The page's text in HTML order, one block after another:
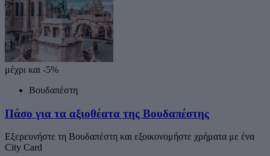
μέχρι και -5%
Βουδαπέστη
Πάσο για τα αξιοθέατα της Βουδαπέστης
Εξερευνήστε τη Βουδαπέστη και εξοικονομήστε χρήματα με ένα
City Card